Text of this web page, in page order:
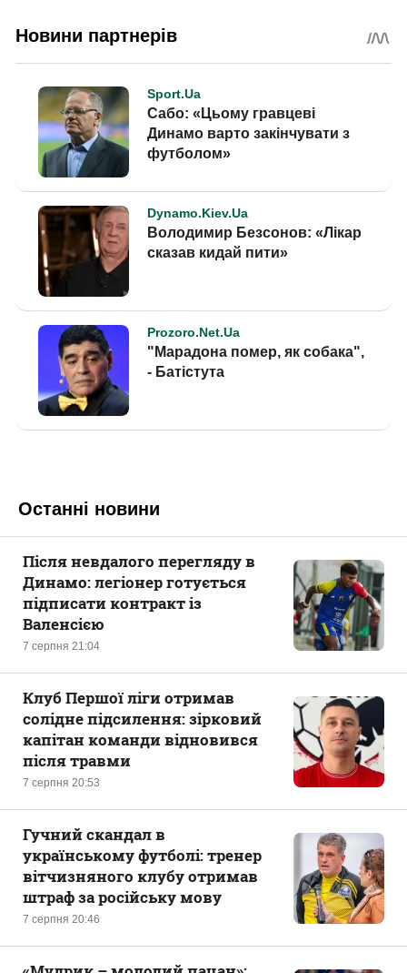
Останні новини
7 серпня 21:04
Після невдалого перегляду в
Динамо: легіонер готується
підписати контракт із
Валенсією
7 серпня 20:53
Клуб Першої ліги отримав
солідне підсилення: зірковий
капітан команди відновився
після травми
7 серпня 20:46
Гучний скандал в
українському футболі: тренер
вітчизняного клубу отримав
штраф за російську мову